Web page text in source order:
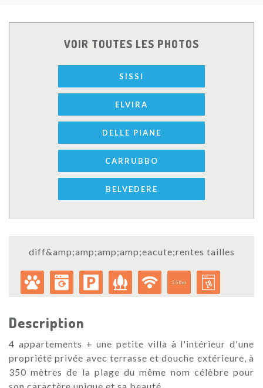
VOIR TOUTES LES PHOTOS
SISSI
ELVIRA
DELLE PIANE
CARRUBBO
BELVEDERE
diff&amp;amp;amp;amp;eacute;rentes tailles
350m
Description
4 appartements + une petite villa à l'intérieur d'une
propriété privée avec terrasse et douche extérieure, à
350 mètres de la plage du même nom célèbre pour
son caractère unique et sa beauté.